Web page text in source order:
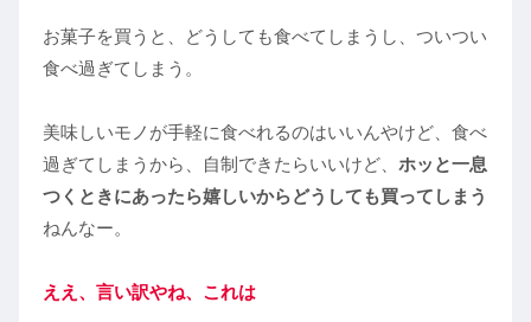
お菓子を買うと、どうしても食べてしまうし、ついつい
食べ過ぎてしまう。
美味しいモノが手軽に食べれるのはいいんやけど、食べ
過ぎてしまうから、自制できたらいいけど、 ホッと一息
つくときにあったら嬉しいからどうしても買ってしまう
ねんなー。
ええ、言い訳やね、これは